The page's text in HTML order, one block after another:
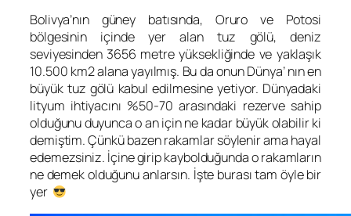
Bolivya’nın güney batısında, Oruro ve Potosi
bölgesinin içinde yer alan tuz gölü, deniz
seviyesinden 3656 metre yüksekliğinde ve yaklaşık
10.500 km2 alana yayılmış. Bu da onun Dünya’ nın en
büyük tuz gölü kabul edilmesine yetiyor. Dünyadaki
lityum ihtiyacını %50-70 arasındaki rezerve sahip
olduğunu duyunca o an için ne kadar büyük olabilir ki
demiştim. Çünkü bazen rakamlar söylenir ama hayal
edemezsiniz. İçine girip kaybolduğunda o rakamların
ne demek olduğunu anlarsın. İşte burası tam öyle bir
yer